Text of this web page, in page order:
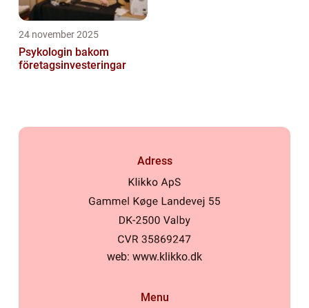
24 november 2025
Psykologin bakom
företagsinvesteringar
Adress
web: www.klikko.dk
Menu